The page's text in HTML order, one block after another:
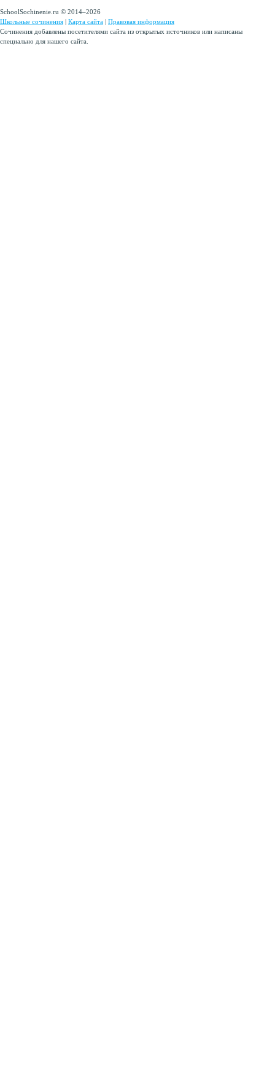
SchoolSochinenie.ru © 2014–2026
Школьные сочинения | Карта сайта | Правовая информация
Сочинения добавлены посетителями сайта из открытых источников или написаны
специально для нашего сайта.